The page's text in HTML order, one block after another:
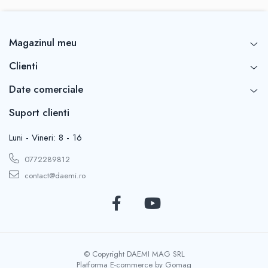
Magazinul meu
Clienti
Date comerciale
Suport clienti
Luni - Vineri: 8 - 16
0772289812
contact@daemi.ro
© Copyright DAEMI MAG SRL
Platforma E-commerce by Gomag